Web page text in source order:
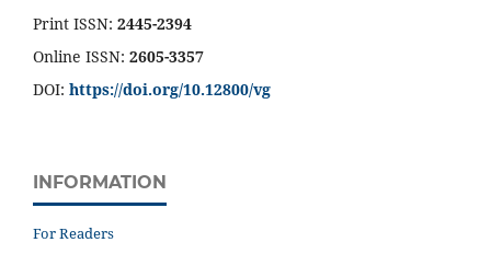
Print ISSN: 2445-2394
Online ISSN: 2605-3357
DOI: https://doi.org/10.12800/vg
INFORMATION
For Readers